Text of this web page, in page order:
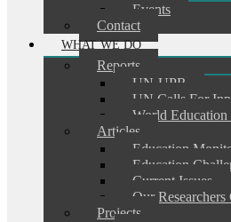
Events
Contact
WHAT WE DO
Reports
UN-UPR
UN Calls For
World Education
Articles
Education
Education
Current Issues
Our Researchers
Projects